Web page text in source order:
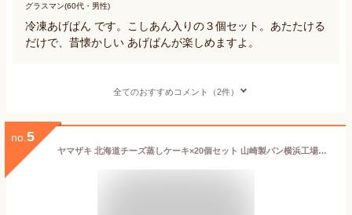
グラスマン(60代・男性)
冷凍あげぱん です。こしあん入りの３個セット。あたたける
だけで、昔懐かしい あげぱんが楽しめますよ。
全てのおすすめコメント（2件）
no. 5
ヤマザキ 北海道チーズ蒸しケーキ×20個セット 山崎製パン横浜工場製造品 ※ご注文確定後のキャンセルはできません。